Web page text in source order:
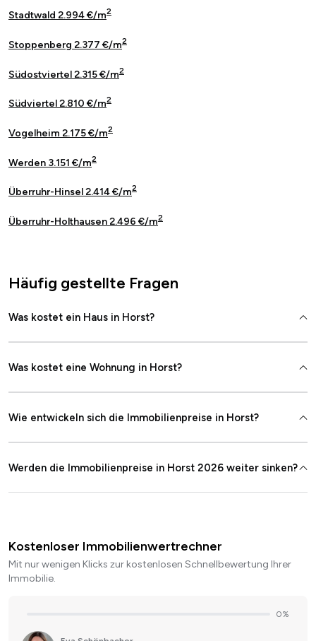
Stadtwald 2.994 €/m2
Stoppenberg 2.377 €/m2
Südostviertel 2.315 €/m2
Südviertel 2.810 €/m2
Vogelheim 2.175 €/m2
Werden 3.151 €/m2
Überruhr-Hinsel 2.414 €/m2
Überruhr-Holthausen 2.496 €/m2
Häufig gestellte Fragen
Was kostet ein Haus in Horst?
Was kostet eine Wohnung in Horst?
Wie entwickeln sich die Immobilienpreise in Horst?
Werden die Immobilienpreise in Horst 2026 weiter sinken?
Kostenloser Immobilienwertrechner
Mit nur wenigen Klicks zur kostenlosen Schnellbewertung Ihrer
Immobilie.